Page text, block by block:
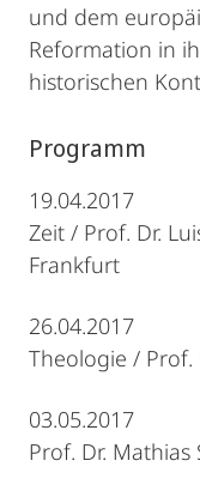
und dem
Reformation in
historischen
Programm
19.04.2017
Zeit / Prof. Dr.
Frankfurt
26.04.2017
Theologie / Prof.
03.05.2017
Prof. Dr.